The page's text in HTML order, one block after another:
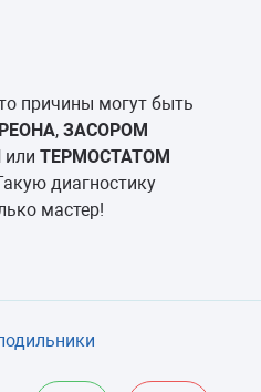
причины могут быть
, ЗАСОРОМ
или ТЕРМОСТАТОМ
диагностику
мастер!